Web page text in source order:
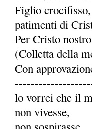
Figlio
patimenti di
Per Cristo
(Colletta della
Con
lo vorrei che il
non vivesse,